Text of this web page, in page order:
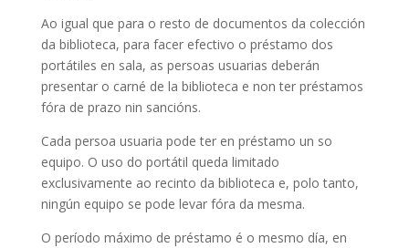
Ao igual que para o resto de documentos da colección
da biblioteca, para facer efectivo o préstamo dos
portátiles en sala, as persoas usuarias deberán
presentar o carné de la biblioteca e non ter préstamos
fóra de prazo nin sancións.
Cada persoa usuaria pode ter en préstamo un so
equipo. O uso do portátil queda limitado
exclusivamente ao recinto da biblioteca e, polo tanto,
ningún equipo se pode levar fóra da mesma.
O período máximo de préstamo é o mesmo día, en